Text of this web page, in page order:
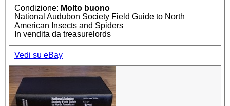
Condizione: Molto buono
National Audubon Society Field Guide to North
American Insects and Spiders
In vendita da treasurelords
Vedi su eBay